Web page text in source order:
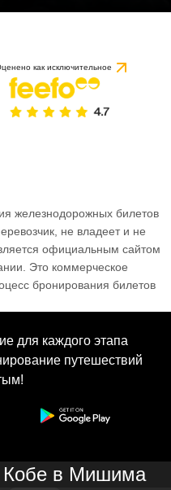
как исключительное
железнодорожных билетов
не владеет и не
официальным сайтом
Это коммерческое
бронирования билетов
для каждого этапа
путешествий
Кобе в Мишима